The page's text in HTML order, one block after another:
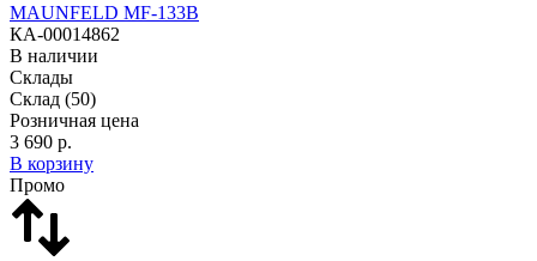
MAUNFELD MF-133B
КА-00014862
В наличии
Склады
Склад (50)
Розничная цена
3 690 р.
В корзину
Промо